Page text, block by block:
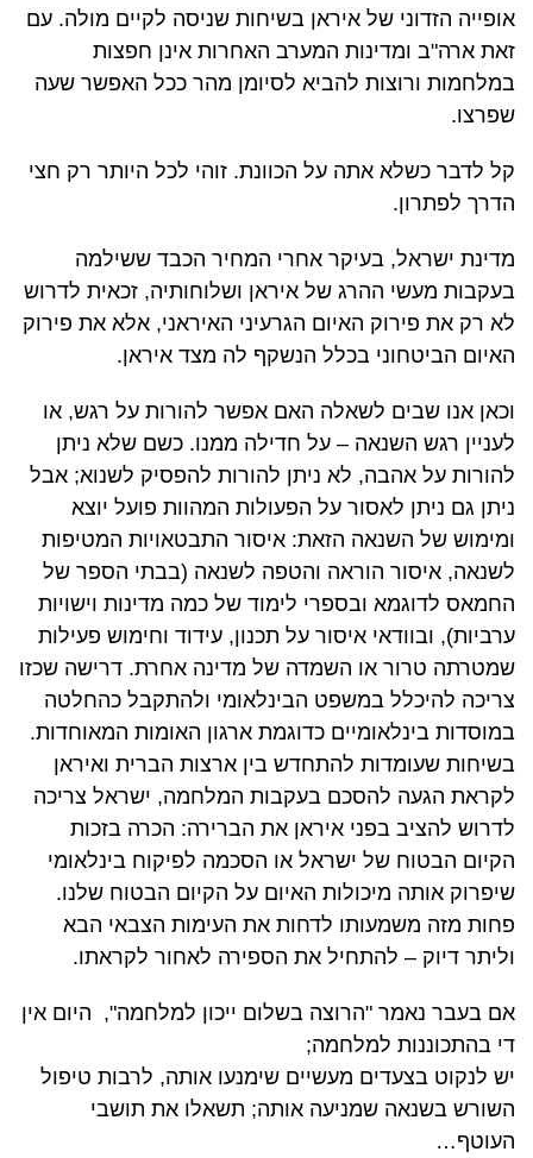
אופייה הזדוני של איראן בשיחות שניסה לקיים מולה. עם
זאת ארה"ב ומדינות המערב האחרות אינן חפצות
במלחמות ורוצות להביא לסיומן מהר ככל האפשר שעה
שפרצו.
קל לדבר כשלא אתה על הכוונת. זוהי לכל היותר רק חצי
הדרך לפתרון.
מדינת ישראל, בעיקר אחרי המחיר הכבד ששילמה
בעקבות מעשי ההרג של איראן ושלוחותיה, זכאית לדרוש
לא רק את פירוק האיום הגרעיני האיראני, אלא את פירוק
האיום הביטחוני בכלל הנשקף לה מצד איראן.
וכאן אנו שבים לשאלה האם אפשר להורות על רגש, או
לעניין רגש השנאה – על חדילה ממנו. כשם שלא ניתן
להורות על אהבה, לא ניתן להורות להפסיק לשנוא; אבל
ניתן גם ניתן לאסור על הפעולות המהוות פועל יוצא
ומימוש של השנאה הזאת: איסור התבטאויות המטיפות
לשנאה, איסור הוראה והטפה לשנאה (בבתי הספר של
החמאס לדוגמא ובספרי לימוד של כמה מדינות וישויות
ערביות), ובוודאי איסור על תכנון, עידוד וחימוש פעילות
שמטרתה טרור או השמדה של מדינה אחרת. דרישה שכזו
צריכה להיכלל במשפט הבינלאומי ולהתקבל כהחלטה
במוסדות בינלאומיים כדוגמת ארגון האומות המאוחדות.
בשיחות שעומדות להתחדש בין ארצות הברית ואיראן
לקראת הגעה להסכם בעקבות המלחמה, ישראל צריכה
לדרוש להציב בפני איראן את הברירה: הכרה בזכות
הקיום הבטוח של ישראל או הסכמה לפיקוח בינלאומי
שיפרוק אותה מיכולות האיום על הקיום הבטוח שלנו.
פחות מזה משמעותו לדחות את העימות הצבאי הבא
וליתר דיוק – להתחיל את הספירה לאחור לקראתו.
אם בעבר נאמר "הרוצה בשלום ייכון למלחמה", היום אין
די בהתכוננות למלחמה;
יש לנקוט בצעדים מעשיים שימנעו אותה, לרבות טיפול
השורש בשנאה שמניעה אותה; תשאלו את תושבי
העוטף…